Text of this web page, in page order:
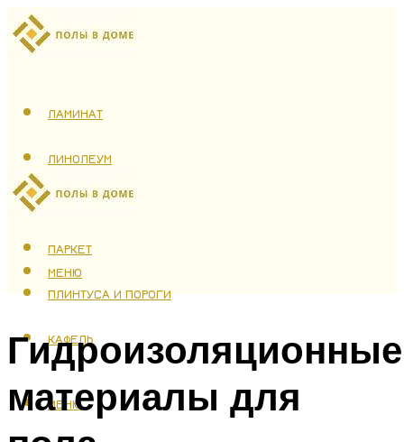
ЛАМИНАТ
ЛИНОЛЕУМ
ТЕПЛЫЙ ПОЛ
ПАРКЕТ
ПЛИНТУСА И ПОРОГИ
КАФЕЛЬ
МЕНЮ
МЕНЮ
Гидроизоляционные
материалы для